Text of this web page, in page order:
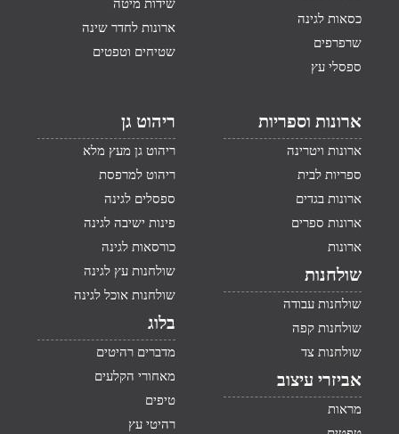
כסאות לגינה
שרפרפים
ספסלי עץ
שידות מיטה
ארונות לחדר שינה
שטיחים וטפטים
ארונות וספריות
ארונות ויטרינה
ספריות לבית
ארונות בגדים
ארונות ספרים
ארונות
שולחנות
שולחנות עבודה
שולחנות קפה
שולחנות צד
אביזרי עיצוב
מראות
ריהוט גן
ריהוט גן מעץ מלא
ריהוט למרפסת
ספסלים לגינה
פינות ישיבה לגינה
כורסאות לגינה
שולחנות עץ לגינה
שולחנות אוכל לגינה
בלוג
מדברים רהיטים
מאחורי הקלעים
טיפים
רהיטי עץ